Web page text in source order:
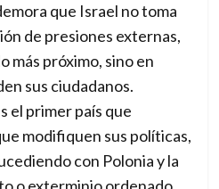
que Israel no toma
de presiones externas,
más próximo, sino en
sus ciudadanos.
el primer país que
modifiquen sus políticas,
con Polonia y la